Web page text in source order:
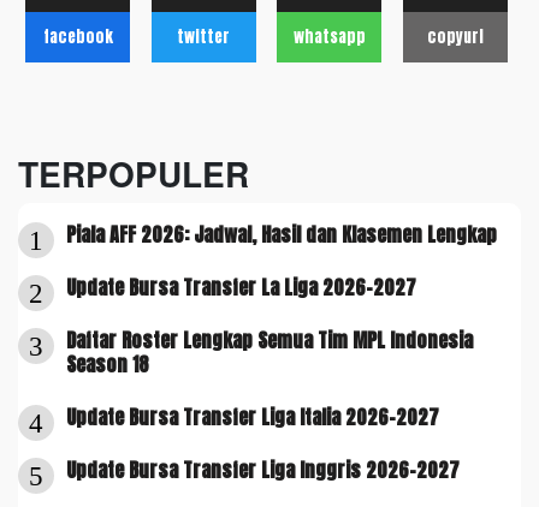
facebook twitter whatsapp copyurl
TERPOPULER
1 Piala AFF 2026: Jadwal, Hasil dan Klasemen Lengkap
2 Update Bursa Transfer La Liga 2026-2027
3
Daftar Roster Lengkap Semua Tim MPL Indonesia
Season 18
4 Update Bursa Transfer Liga Italia 2026-2027
5 Update Bursa Transfer Liga Inggris 2026-2027